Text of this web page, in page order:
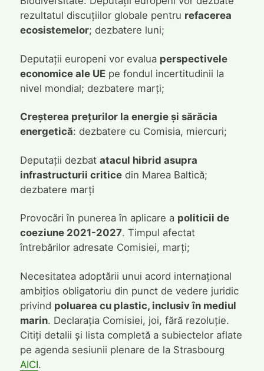
rezultatul discuțiilor globale pentru refacerea
ecosistemelor; dezbatere luni;
Deputații europeni vor evalua perspectivele
economice ale UEpe fondul incertitudinii la
nivel mondial; dezbatere marți;
Creșterea prețurilor la energie și sărăcia
energetică: dezbatere cu Comisia, miercuri;
Deputații dezbat atacul hibrid asupra
infrastructurii criticedin Marea Baltică;
dezbatere marți
Provocări în punerea în aplicare a politicii de
coeziune 2021-2027. Timpul afectat
întrebărilor adresate Comisiei, marți;
Necesitatea adoptării unui acord internațional
ambițios obligatoriu din punct de vedere juridic
privind poluarea cu plastic, inclusiv în mediul
marin. Declarația Comisiei, joi, fără rezoluție.
Citiți detalii și lista completă a subiectelor aflate
pe agenda sesiunii plenare de la Strasbourg
AICI.